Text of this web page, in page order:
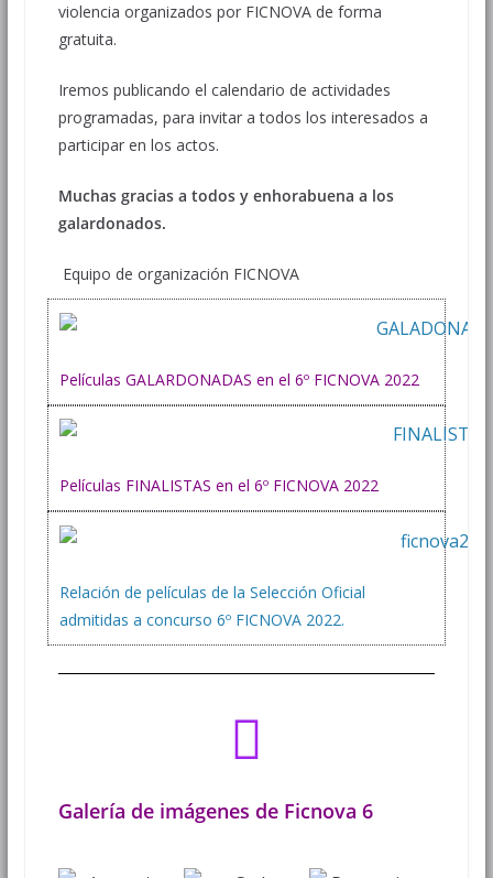
violencia organizados por FICNOVA de forma
gratuita.
Iremos publicando el calendario de actividades
programadas, para invitar a todos los interesados a
participar en los actos.
Muchas gracias a todos y enhorabuena a los
galardonados.
Equipo de organización FICNOVA
Películas GALARDONADAS en el 6º FICNOVA 2022
Películas FINALISTAS en el 6º FICNOVA 2022
Relación de películas de la Selección Oficial
admitidas a concurso 6º FICNOVA 2022.
Galería de imágenes de Ficnova 6